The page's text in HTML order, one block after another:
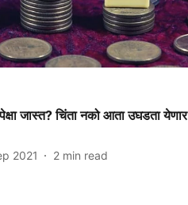
जास्त? चिंता नको आता उघडता येणार
2021 2 min read